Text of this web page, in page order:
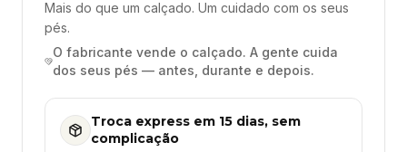
Mais do que um calçado. Um cuidado com os seus
pés.
O fabricante vende o calçado. A gente cuida
dos seus pés — antes, durante e depois.
Troca express em 15 dias, sem
complicação